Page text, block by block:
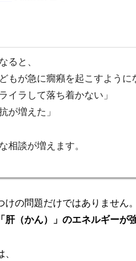
ると、
どもが急に癇癪を起こすように
ライラして落ち着かない」
が増えた」
相談が増えます。
の問題だけではありません。
「肝（かん）」のエネルギーが